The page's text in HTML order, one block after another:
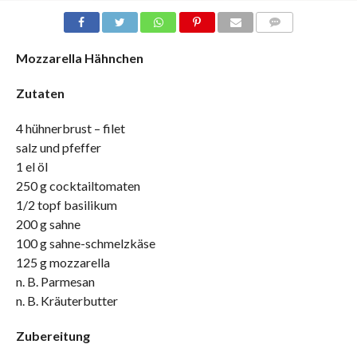
Mozzarella Hähnchen
Zutaten
4 hühnerbrust – filet
salz und pfeffer
1 el öl
250 g cocktailtomaten
1/2 topf basilikum
200 g sahne
100 g sahne-schmelzkäse
125 g mozzarella
n. B. Parmesan
n. B. Kräuterbutter
Zubereitung